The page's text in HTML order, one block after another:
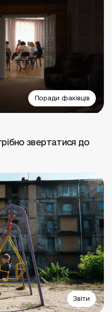
Поради фахівців
звертатися до
Звіти